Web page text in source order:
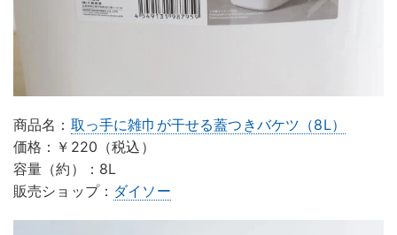
商品名： 取っ手に雑巾が干せる蓋つきバケツ（8L）
価格：￥220（税込）
容量（約）：8L
販売ショップ： ダイソー